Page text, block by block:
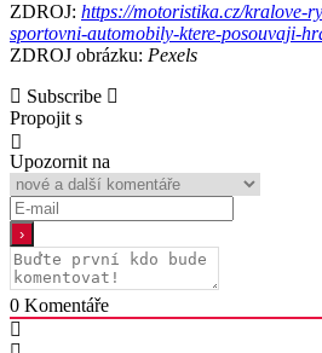
ZDROJ: https://motoristika.cz/kralove-
sportovni-automobily-ktere-posouvaji-
ZDROJ obrázku: Pexels
Subscribe
Propojit s
Upozornit na
0 Komentáře